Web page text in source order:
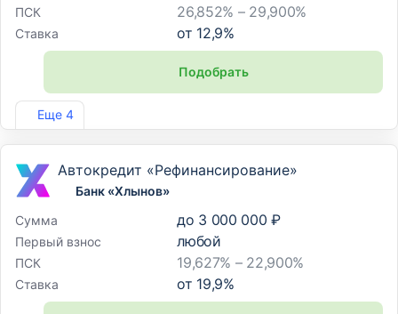
Еще 4
ПСК 26,852% – 29,900%
Ставка от 12,9%
Подобрать
Лиц. №354
Автокредит «Рефинансирование»
Банк «Хлынов»
Сумма
до 3 000 000 ₽
Первый взнос любой
ПСК 19,627% – 22,900%
Ставка от 19,9%